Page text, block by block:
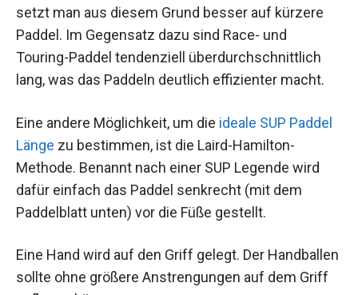
setzt man aus diesem Grund besser auf kürzere
Paddel. Im Gegensatz dazu sind Race- und
Touring-Paddel tendenziell überdurchschnittlich
lang, was das Paddeln deutlich effizienter macht.
Eine andere Möglichkeit, um die ideale SUP Paddel
Länge zu bestimmen, ist die Laird-Hamilton-
Methode. Benannt nach einer SUP Legende wird
dafür einfach das Paddel senkrecht (mit dem
Paddelblatt unten) vor die Füße gestellt.
Eine Hand wird auf den Griff gelegt. Der Handballen
sollte ohne größere Anstrengungen auf dem Griff